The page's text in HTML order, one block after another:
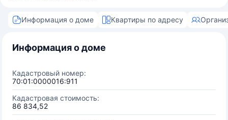
Информация о доме Квартиры по адресу
Информация о доме
Кадастровый номер:
70:01:0000016:911
Кадастровая стоимость:
86 834,52